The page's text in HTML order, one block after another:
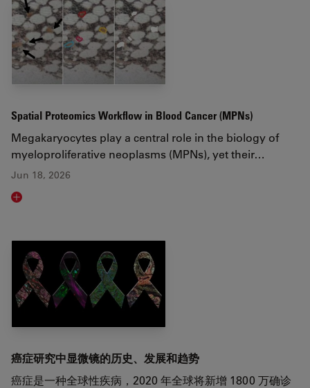
Spatial Proteomics Workflow in Blood Cancer (MPNs)
Megakaryocytes play a central role in the biology of
myeloproliferative neoplasms (MPNs), yet their…
Jun 18, 2026
Read article
癌症研究中显微镜的历史、发展和趋势
癌症是一种全球性疾病，2020 年全球将新增 1800 万确诊